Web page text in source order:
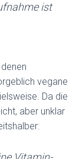
ist
vegane
Da die
aber unklar